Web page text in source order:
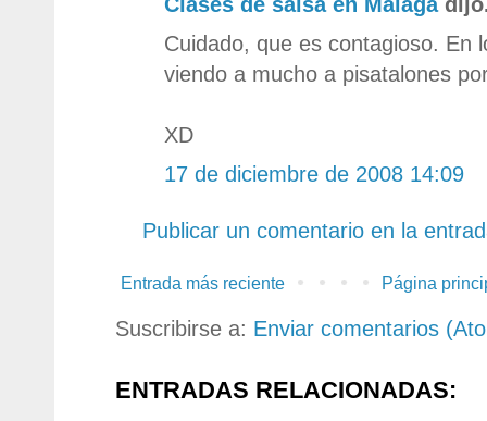
Cuidado, que es contagioso. En
viendo a mucho a pisatalones
XD
17 de diciembre de 2008 14:09
Publicar un comentario en la
Entrada más reciente Página
Suscribirse a: Enviar comentarios
ENTRADAS RELACIONADAS: